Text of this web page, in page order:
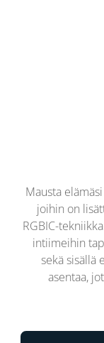
Mausta
joihin on
RGBIC-
intiimeihin
sekä sisällä
asentaa,